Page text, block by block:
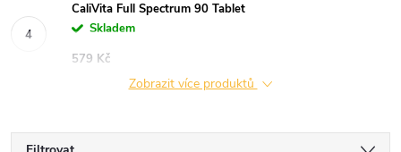
CaliVita Full Spectrum 90 Tablet
Skladem
579 Kč
Zobrazit více produktů